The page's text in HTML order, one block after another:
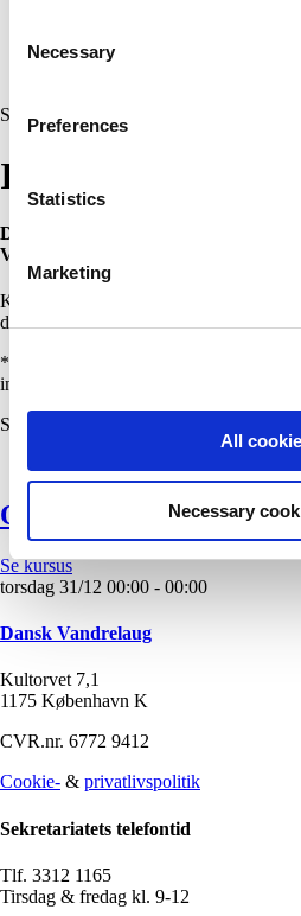
Selection
Necessary
Preferences
Statistics
Marketing
All
Necessary
Politikker
Søg
Interessekursus
Du har adgang til samtlige
Vandrelaug.
Kurserne skal økonomisk løbe rundt.
de aktuelle omkostninger og et forventet
*Indtil 4 uger før kursusstart er
indtil 1 uge før kursusstart får du
Se de særligt
Outsitekurser
Se kursus
torsdag 31/12 00:00 - 00:00
Dansk Vandrelaug
Kultorvet 7,1
1175 København K
CVR.nr. 6772 9412
Cookie- & privatlivspolitik
Sekretariatets telefontid
Tlf. 3312 1165
Tirsdag & fredag kl. 9-12